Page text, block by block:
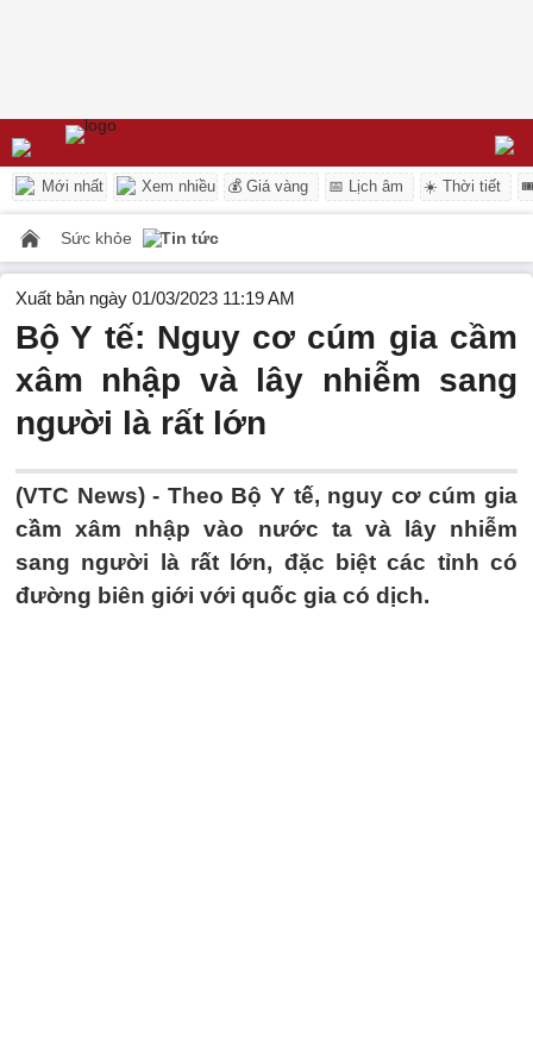
Mới nhất Xem nhiều 💰 Giá vàng 📅 Lịch âm ☀️ Thời tiết
Sức khỏe Tin tức
Xuất bản ngày 01/03/2023 11:19 AM
Bộ Y tế: Nguy cơ cúm gia cầm
xâm nhập và lây nhiễm sang
người là rất lớn
(VTC News) - Theo Bộ Y tế, nguy cơ cúm gia
cầm xâm nhập vào nước ta và lây nhiễm
sang người là rất lớn, đặc biệt các tỉnh có
đường biên giới với quốc gia có dịch.